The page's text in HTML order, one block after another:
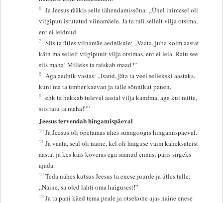
6 Ja Jeesus rääkis selle tähendamissõna: „Ühel inimesel oli
viigipuu istutatud viinamäele. Ja ta tuli sellelt vilja otsima,
ent ei leidnud.
7 Siis ta ütles viinamäe aednikule: „Vaata, juba kolm aastat
käin ma sellelt viigipuult vilja otsimas, ent ei leia. Raiu see
siis maha! Milleks ta raiskab maad?”
8 Aga aednik vastas: „Isand, jäta ta veel sellekski aastaks,
kuni ma ta ümber kaevan ja talle sõnnikut panen,
9 ehk ta hakkab tuleval aastal vilja kandma, aga kui mitte,
siis raiu ta maha!””
Jeesus tervendab hingamispäeval
10 Ja Jeesus oli õpetamas ühes sünagoogis hingamispäeval.
11 Ja vaata, seal oli naine, kel oli haiguse vaim kaheksateist
aastat ja kes käis kõveras ega saanud ennast päris sirgeks
ajada.
12 Teda nähes kutsus Jeesus ta enese juurde ja ütles talle:
„Naine, sa oled lahti oma haigusest!”
13 Ja ta pani käed tema peale ja otsekohe ajas naine enese